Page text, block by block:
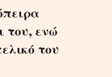
του, ενώ
του